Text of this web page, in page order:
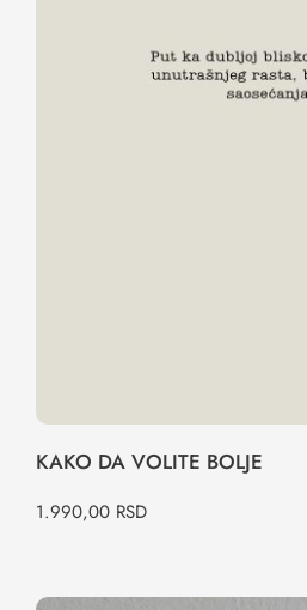
KAKO DA
KAKO DA VOLITE BOLJE
1.990,00 RSD